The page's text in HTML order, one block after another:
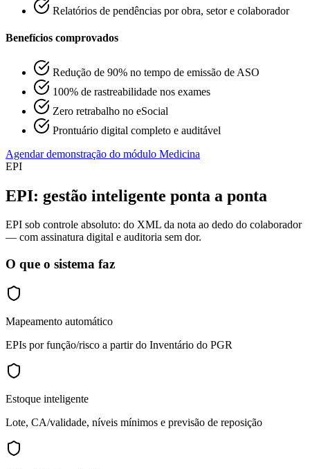
Relatórios de pendências por obra, setor e colaborador
Benefícios comprovados
Redução de 90% no tempo de emissão de ASO
100% de rastreabilidade nos exames
Zero retrabalho no eSocial
Prontuário digital completo e auditável
Agendar demonstração do módulo Medicina
EPI
EPI: gestão inteligente ponta a ponta
EPI sob controle absoluto: do XML da nota ao dedo do colaborador
— com assinatura digital e auditoria sem dor.
O que o sistema faz
Mapeamento automático
EPIs por função/risco a partir do Inventário do PGR
Estoque inteligente
Lote, CA/validade, níveis mínimos e previsão de reposição